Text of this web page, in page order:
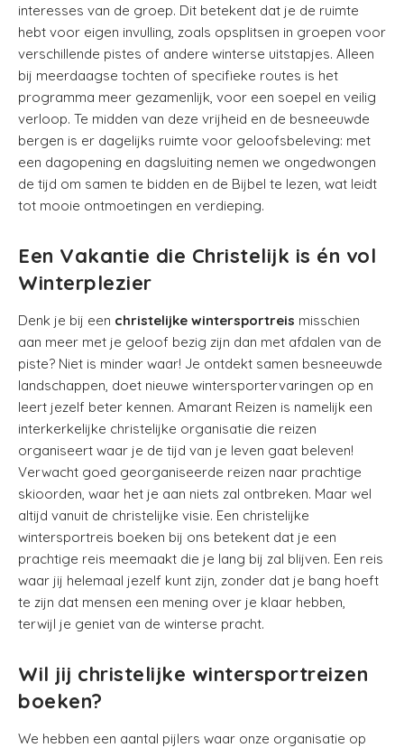
interesses van de groep. Dit betekent dat je de ruimte
hebt voor eigen invulling, zoals opsplitsen in groepen voor
verschillende pistes of andere winterse uitstapjes. Alleen
bij meerdaagse tochten of specifieke routes is het
programma meer gezamenlijk, voor een soepel en veilig
verloop. Te midden van deze vrijheid en de besneeuwde
bergen is er dagelijks ruimte voor geloofsbeleving: met
een dagopening en dagsluiting nemen we ongedwongen
de tijd om samen te bidden en de Bijbel te lezen, wat leidt
tot mooie ontmoetingen en verdieping.
Een Vakantie die Christelijk is én vol
Winterplezier
Denk je bij een christelijke wintersportreis misschien
aan meer met je geloof bezig zijn dan met afdalen van de
piste? Niet is minder waar! Je ontdekt samen besneeuwde
landschappen, doet nieuwe wintersportervaringen op en
leert jezelf beter kennen. Amarant Reizen is namelijk een
interkerkelijke christelijke organisatie die reizen
organiseert waar je de tijd van je leven gaat beleven!
Verwacht goed georganiseerde reizen naar prachtige
skioorden, waar het je aan niets zal ontbreken. Maar wel
altijd vanuit de christelijke visie. Een christelijke
wintersportreis boeken bij ons betekent dat je een
prachtige reis meemaakt die je lang bij zal blijven. Een reis
waar jij helemaal jezelf kunt zijn, zonder dat je bang hoeft
te zijn dat mensen een mening over je klaar hebben,
terwijl je geniet van de winterse pracht.
Wil jij christelijke wintersportreizen
boeken?
We hebben een aantal pijlers waar onze organisatie op